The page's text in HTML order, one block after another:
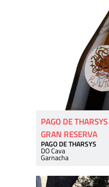
PAGO DE
GRAN RESERVA
PAGO DE THARSYS
DO Cava
Garnacha